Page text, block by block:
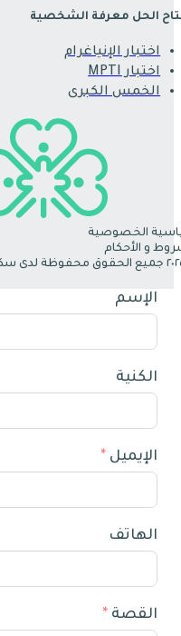
الحل معرفة الشخصية
اختبار الإنياغرام
اختبار MPTI
الخمس الكبرى
الخصوصية
و الأحكام
الإسم
الكنية
الإيميل
الهاتف
القصة